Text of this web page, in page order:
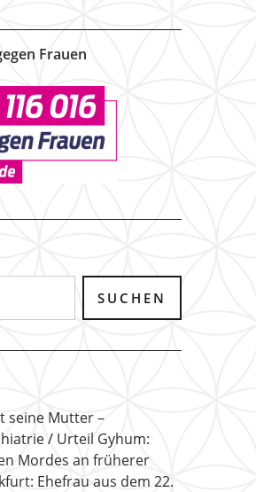
Frauen
seine Mutter –
Urteil Gyhum:
Mordes an früherer
Ehefrau aus dem 22.